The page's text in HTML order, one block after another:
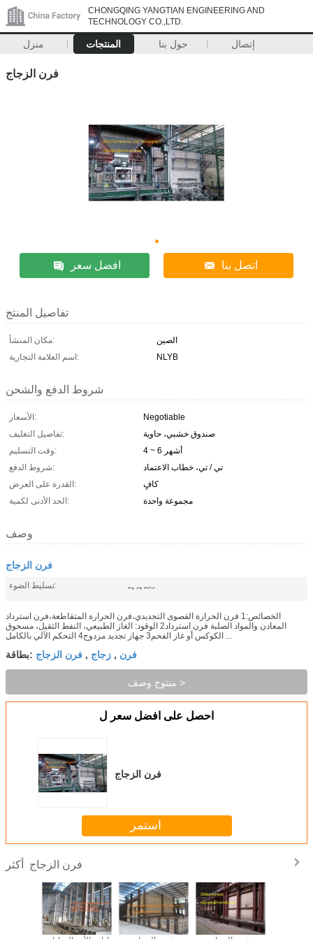
CHONGQING YANGTIAN ENGINEERING AND
TECHNOLOGY CO.,LTD.
منزل المنتجات حول بنا إتصال
فرن الزجاج
افضل سعر اتصل بنا
تفاصيل المنتج
مكان المنشأ:
الصين
اسم العلامة التجارية:
NLYB
شروط الدفع والشحن
الأسعار:
Negotiable
تفاصيل التغليف:
صندوق خشبي، حاوية
وقت التسليم:
4 ~ 6 أشهر
شروط الدفع:
تي / تي، خطاب الاعتماد
القدرة على العرض:
كافٍ
الحد الأدنى لكمية:
مجموعة واحدة
وصف
فرن الزجاج
تسليط الضوء: زجاج , فرن, فرن الزجاج
الخصائص:1 فرن الحرارة القصوى التجديدي،فرن الحرارة المتقاطعة،فرن استرداد
المعادن والمواد الصلبة فرن استرداد2 الوقود: الغاز الطبيعي، النفط الثقيل، مسحوق
الكوكس أو غاز الفحم3 جهاز تجديد مزدوج4 التحكم الآلي بالكامل ...
بطاقة: فرن الزجاج , زجاج , فرن
منتوج وصف >
احصل على افضل سعر ل
فرن الزجاج
استمر
فرن الزجاج